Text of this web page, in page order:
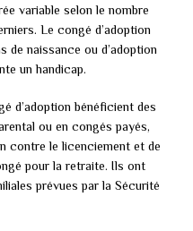
variable selon le nombre
Le congé d’adoption
de naissance ou d’adoption
un handicap.
d’adoption bénéficient des
ou en congés payés,
contre le licenciement et de
pour la retraite. Ils ont
prévues par la Sécurité